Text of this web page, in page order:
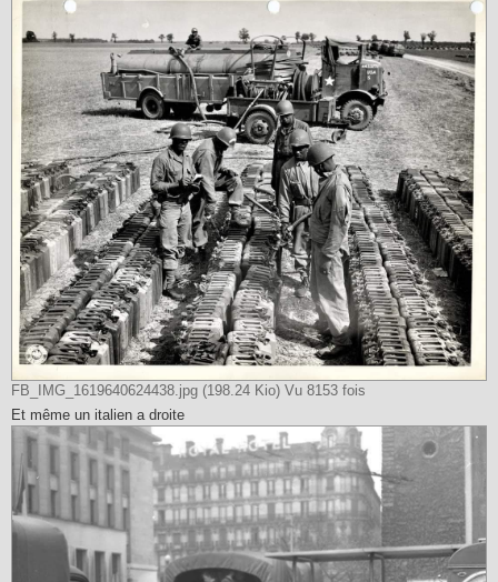
g
e
FB_IMG_1619640624438.jpg (198.24 Kio) Vu 8153 fois
Et même un italien a droite